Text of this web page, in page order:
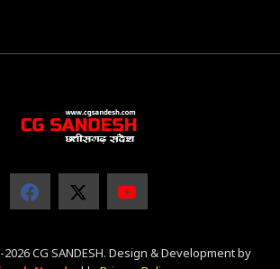
CG SANDESH. Design & Development by